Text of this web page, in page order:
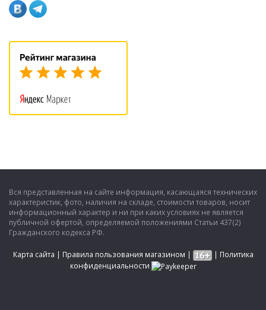
Вся представленная на сайте информация, касающаяся технических
характеристик, фото, наличия на складе, стоимости товаров, носит
информационный характер и ни при каких условиях не является
публичной офертой, определяемой положениями Статьи 437(2)
Гражданского кодекса РФ.
Карта сайта | Правила пользования магазином | | Политика
конфиденциальности